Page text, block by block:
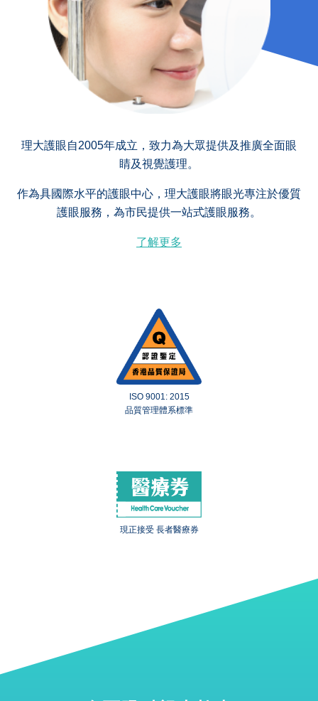
理大護眼自2005年成立，致力為大眾提供及推廣全面眼
睛及視覺護理。
作為具國際水平的護眼中心，理大護眼將眼光專注於優質
護眼服務，為市民提供一站式護眼服務。
了解更多
ISO 9001: 2015
品質管理體系標準
現正接受 長者醫療券